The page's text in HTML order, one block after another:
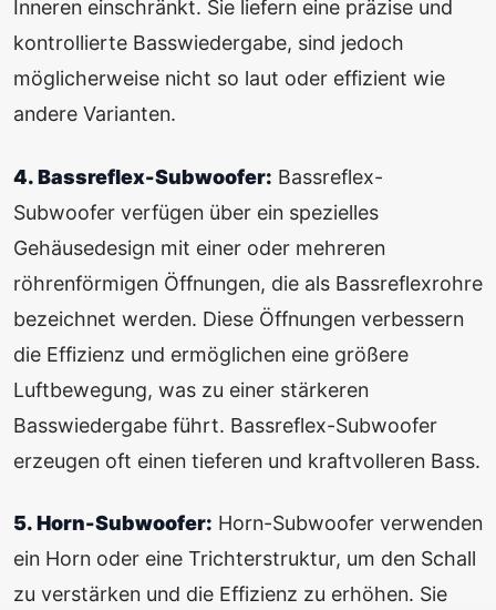
Inneren einschränkt. Sie liefern eine präzise und
kontrollierte Basswiedergabe, sind jedoch
möglicherweise nicht so laut oder effizient wie
andere Varianten.
4. Bassreflex-Subwoofer: Bassreflex-
Subwoofer verfügen über ein spezielles
Gehäusedesign mit einer oder mehreren
röhrenförmigen Öffnungen, die als Bassreflexrohre
bezeichnet werden. Diese Öffnungen verbessern
die Effizienz und ermöglichen eine größere
Luftbewegung, was zu einer stärkeren
Basswiedergabe führt. Bassreflex-Subwoofer
erzeugen oft einen tieferen und kraftvolleren Bass.
5. Horn-Subwoofer: Horn-Subwoofer verwenden
ein Horn oder eine Trichterstruktur, um den Schall
zu verstärken und die Effizienz zu erhöhen. Sie